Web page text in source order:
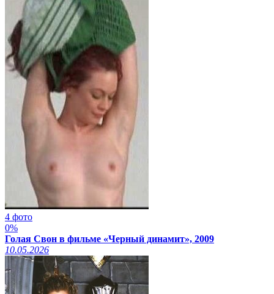
4 фото
0%
Голая Свон в фильме «Черный динамит», 2009
10.05.2026